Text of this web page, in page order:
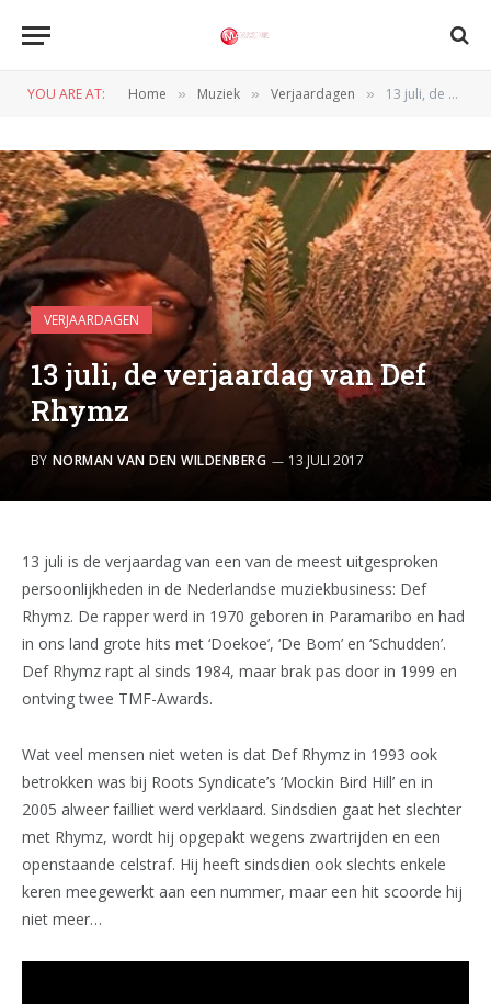
YOU ARE AT: Home » Muziek » Verjaardagen » 13 juli, de verjaardag van Def Rhymz
VERJAARDAGEN
13 juli, de verjaardag van Def
Rhymz
BY NORMAN VAN DEN WILDENBERG 13 JULI 2017
13 juli is de verjaardag van een van de meest uitgesproken
persoonlijkheden in de Nederlandse muziekbusiness: Def
Rhymz. De rapper werd in 1970 geboren in Paramaribo en had
in ons land grote hits met ‘Doekoe’, ‘De Bom’ en ‘Schudden’.
Def Rhymz rapt al sinds 1984, maar brak pas door in 1999 en
ontving twee TMF-Awards.
Wat veel mensen niet weten is dat Def Rhymz in 1993 ook
betrokken was bij Roots Syndicate’s ‘Mockin Bird Hill’ en in
2005 alweer failliet werd verklaard. Sindsdien gaat het slechter
met Rhymz, wordt hij opgepakt wegens zwartrijden en een
openstaande celstraf. Hij heeft sindsdien ook slechts enkele
keren meegewerkt aan een nummer, maar een hit scoorde hij
niet meer…